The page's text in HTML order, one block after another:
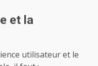
et la
utilisateur et le